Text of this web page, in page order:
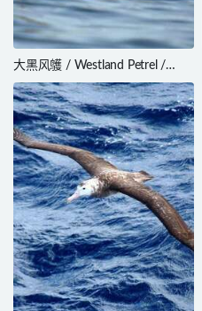
大黑风鹱 / Westland Petrel /
Procellaria westlandica